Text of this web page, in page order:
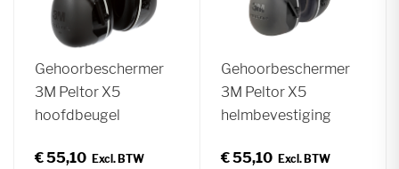
Gehoorbeschermer
3M Peltor X5
hoofdbeugel
€ 55,10
Gehoorbeschermer
3M Peltor X5
helmbevestiging
€ 55,10